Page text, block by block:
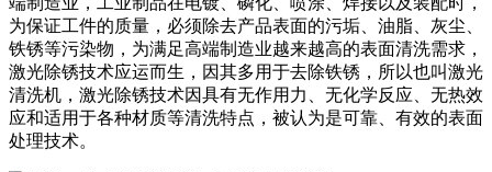
为保证工件的质量，必须除去产品表面的污垢、油脂、灰尘、
铁锈等污染物，为满足高端制造业越来越高的表面清洗需求，
激光除锈技术应运而生，因其多用于去除铁锈，所以也叫激光
清洗机，激光除锈技术因具有无作用力、无化学反应、无热效
应和适用于各种材质等清洗特点，被认为是可靠、有效的表面
处理技术。